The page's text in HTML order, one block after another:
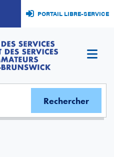
PORTAIL LIBRE-SERVICE